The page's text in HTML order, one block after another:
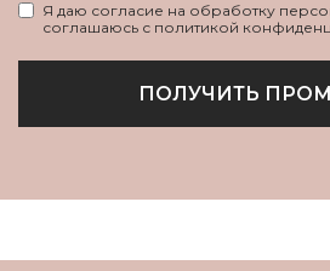
Я даю согласие на обработку
соглашаюсь с политикой